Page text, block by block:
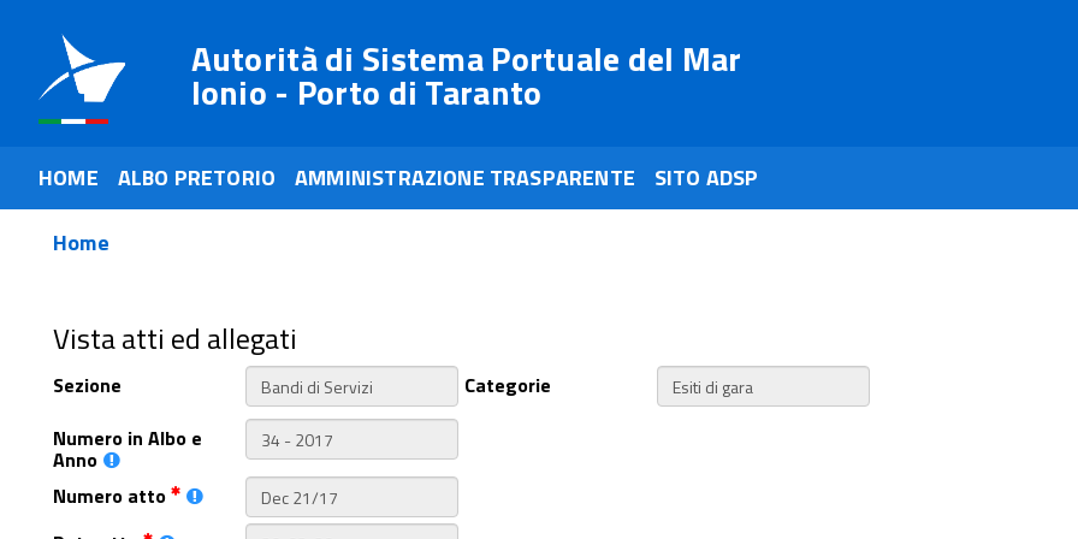
Autorità di Sistema Portuale del Mar
Ionio - Porto di Taranto
HOME ALBO PRETORIO AMMINISTRAZIONE TRASPARENTE
SITO ADSP
Home
Vista atti ed allegati
Sezione
Categorie
Numero in Albo e
Anno
Numero atto